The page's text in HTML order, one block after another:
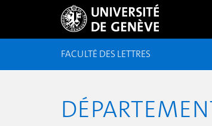
FACULTÉ DES LETTRES